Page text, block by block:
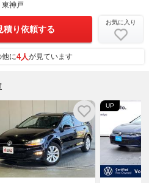
東神戸
積り依頼する
お気に入り
に4人が見ています
UP